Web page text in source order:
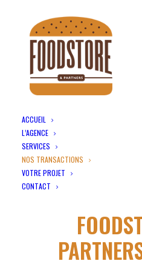
ACCUEIL
L’AGENCE
SERVICES
NOS TRANSACTIONS
VOTRE PROJET
CONTACT